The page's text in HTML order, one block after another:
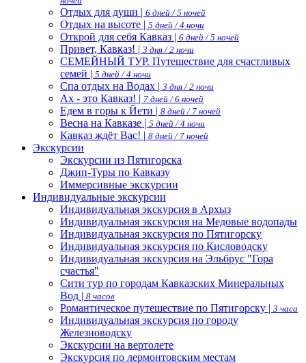
Отдых для души | 6 дней / 5 ночей
Отдых на высоте | 5 дней / 4 ночи
Открой для себя Кавказ | 6 дней / 5 ночей
Привет, Кавказ! | 3 дня / 2 ночи
СЕМЕЙНЫЙ ТУР. Путешествие для счастливых
семей | 5 дней / 4 ночи
Спа отдых на Водах | 3 дня / 2 ночи
Ах - это Кавказ! | 7 дней / 6 ночей
Едем в горы к Йети | 8 дней / 7 ночей
Весна на Кавказе | 5 дней / 4 ночи
Кавказ ждёт Вас! | 8 дней / 7 ночей
Экскурсии
Экскурсии из Пятигорска
Джип-Туры по Кавказу
Иммерсивные экскурсии
Индивидуальные экскурсии
Индивидуальная экскурсия в Архыз
Индивидуальная экскурсия на Медовые водопады
Индивидуальная экскурсия по Пятигорску
Индивидуальная экскурсия по Кисловодску
Индивидуальная экскурсия на Эльбрус "Гора
счастья"
Сити тур по городам Кавказских Минеральных
Вод | 8 часов
Романтическое путешествие по Пятигорску | 3 часа
Индивидуальная экскурсия по городу
Железноводску
Экскурсии на вертолете
Экскурсия по лермонтовским местам